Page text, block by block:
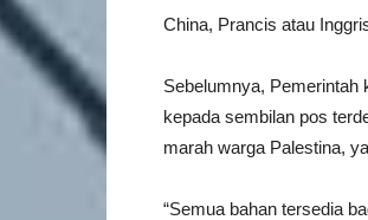
China, Prancis atau
Sebelumnya, Pemerintah
kepada sembilan pos
marah warga Palestina,
“Semua bahan tersedia